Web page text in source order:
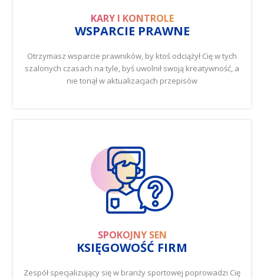
KARY I KONTROLE
WSPARCIE PRAWNE
Otrzymasz wsparcie prawników, by ktoś odciążył Cię w tych
szalonych czasach na tyle, byś uwolnił swoją kreatywność, a
nie tonął w aktualizacjach przepisów
SPOKOJNY SEN
KSIĘGOWOŚĆ FIRM
Zespół specjalizujący się w branży sportowej poprowadzi Cię